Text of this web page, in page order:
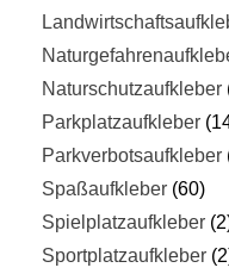
Naturschutzaufkleber
Parkplatzaufkleber
Parkverbotsaufkleber
Spaßaufkleber 60
Spielplatzaufkleber 2
Sportplatzaufkleber 2